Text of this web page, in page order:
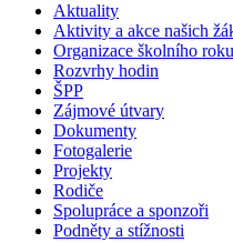
Aktuality
Aktivity a akce našich
Organizace školního roku
Rozvrhy hodin
ŠPP
Zájmové útvary
Dokumenty
Fotogalerie
Projekty
Rodiče
Spolupráce a sponzoři
Podněty a stížnosti